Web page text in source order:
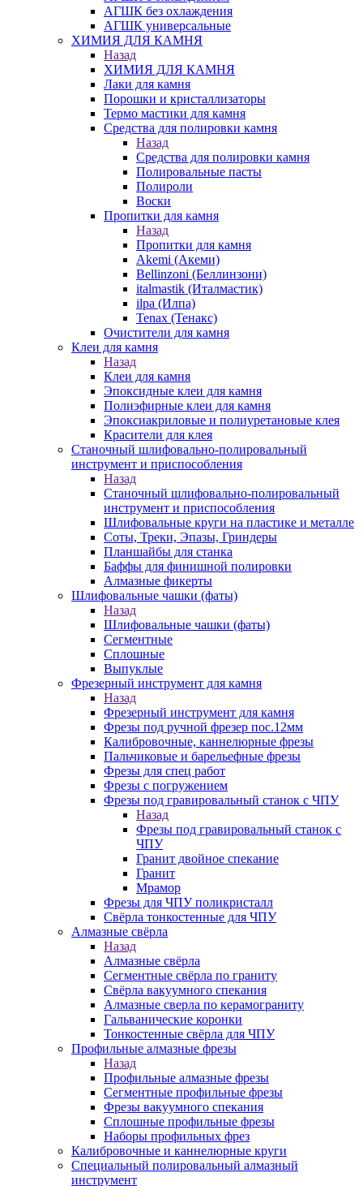
АГШК без охлаждения
АГШК универсальные
ХИМИЯ ДЛЯ КАМНЯ
Назад
ХИМИЯ ДЛЯ КАМНЯ
Лаки для камня
Порошки и кристаллизаторы
Термо мастики для камня
Средства для полировки камня
Назад
Средства для полировки камня
Полировальные пасты
Полироли
Воски
Пропитки для камня
Назад
Пропитки для камня
Akemi (Акеми)
Bellinzoni (Беллинзони)
italmastik (Италмастик)
ilpa (Илпа)
Tenax (Тенакс)
Очистители для камня
Клеи для камня
Назад
Клеи для камня
Эпоксидные клеи для камня
Полиэфирные клеи для камня
Эпоксиакриловые и полиуретановые клея
Красители для клея
Станочный шлифовально-полировальный
инструмент и приспособления
Назад
Станочный шлифовально-полировальный
инструмент и приспособления
Шлифовальные круги на пластике и металле
Соты, Треки, Эпазы, Гриндеры
Планшайбы для станка
Баффы для финишной полировки
Алмазные фикерты
Шлифовальные чашки (фаты)
Назад
Шлифовальные чашки (фаты)
Сегментные
Сплошные
Выпуклые
Фрезерный инструмент для камня
Назад
Фрезерный инструмент для камня
Фрезы под ручной фрезер пос.12мм
Калибровочные, каннелюрные фрезы
Пальчиковые и барельефные фрезы
Фрезы для спец работ
Фрезы с погружением
Фрезы под гравировальный станок с ЧПУ
Назад
Фрезы под гравировальный станок с
ЧПУ
Гранит двойное спекание
Гранит
Мрамор
Фрезы для ЧПУ поликристалл
Свёрла тонкостенные для ЧПУ
Алмазные свёрла
Назад
Алмазные свёрла
Сегментные свёрла по граниту
Свёрла вакуумного спекания
Алмазные сверла по керамограниту
Гальванические коронки
Тонкостенные свёрла для ЧПУ
Профильные алмазные фрезы
Назад
Профильные алмазные фрезы
Сегментные профильные фрезы
Фрезы вакуумного спекания
Сплошные профильные фрезы
Наборы профильных фрез
Калибровочные и каннелюрные круги
Специальный полировальный алмазный
инструмент